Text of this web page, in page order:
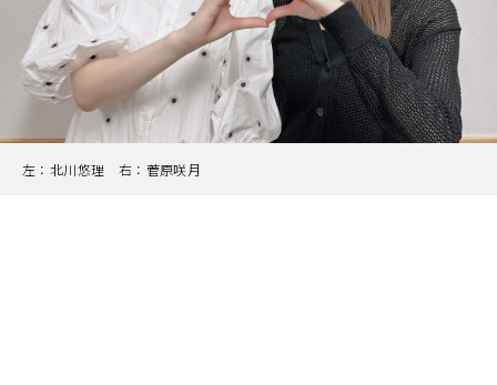
左：北川悠理 右：菅原咲月